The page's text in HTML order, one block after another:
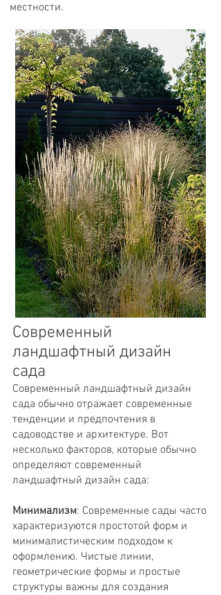
местности.
Современный
ландшафтный дизайн
сада
Современный ландшафтный дизайн
сада обычно отражает современные
тенденции и предпочтения в
садоводстве и архитектуре. Вот
несколько факторов, которые обычно
определяют современный
ландшафтный дизайн сада:
Минимализм: Современные сады часто
характеризуются простотой форм и
минималистическим подходом к
оформлению. Чистые линии,
геометрические формы и простые
структуры важны для создания